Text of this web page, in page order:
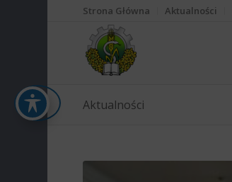
Strona Główna Aktualności
Aktualności